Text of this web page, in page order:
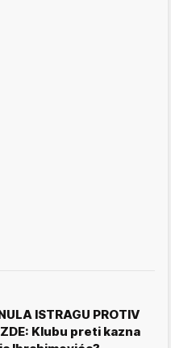
ISTRAGU PROTIV
Klubu preti kazna